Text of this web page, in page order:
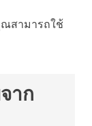
ณสามารถใช้
าก